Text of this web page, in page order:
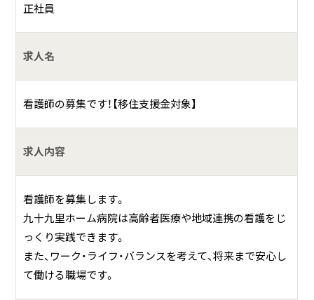
正社員
求人名
看護師の募集です！【移住支援金対象】
求人内容
看護師を募集します。
九十九里ホーム病院は高齢者医療や地域連携の看護をじ
っくり実践できます。
また、ワーク・ライフ・バランスを考えて、将来まで安心し
て働ける職場です。